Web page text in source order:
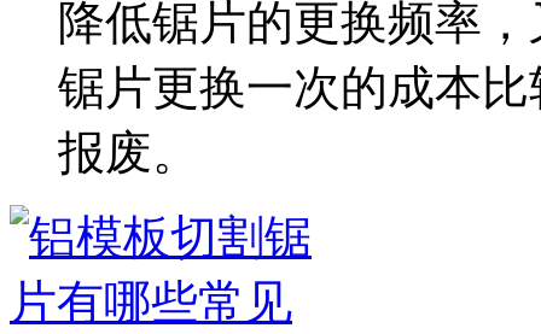
降低锯片的更换频率
锯片更换一次的成本
报废。